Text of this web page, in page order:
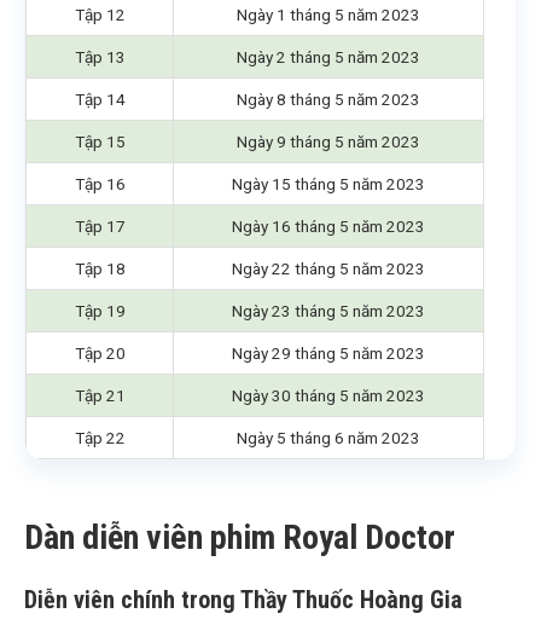
Tập 12 Ngày 1 tháng 5 năm 2023
Tập 13 Ngày 2 tháng 5 năm 2023
Tập 14 Ngày 8 tháng 5 năm 2023
Tập 15 Ngày 9 tháng 5 năm 2023
Tập 16 Ngày 15 tháng 5 năm 2023
Tập 17 Ngày 16 tháng 5 năm 2023
Tập 18 Ngày 22 tháng 5 năm 2023
Tập 19 Ngày 23 tháng 5 năm 2023
Tập 20 Ngày 29 tháng 5 năm 2023
Tập 21 Ngày 30 tháng 5 năm 2023
Tập 22 Ngày 5 tháng 6 năm 2023
Dàn diễn viên phim Royal Doctor
Diễn viên chính trong Thầy Thuốc Hoàng Gia